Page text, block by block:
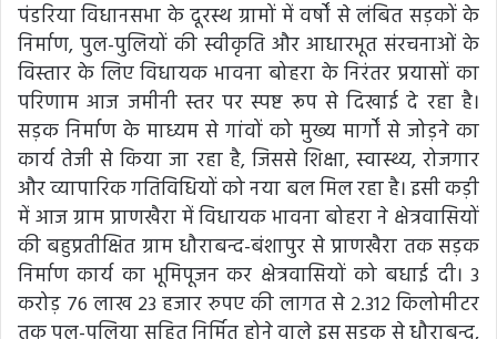
पंडरिया विधानसभा के दूरस्थ ग्रामों में वर्षों से लंबित सड़कों के
निर्माण, पुल-पुलियों की स्वीकृति और आधारभूत संरचनाओं के
विस्तार के लिए विधायक भावना बोहरा के निरंतर प्रयासों का
परिणाम आज जमीनी स्तर पर स्पष्ट रूप से दिखाई दे रहा है।
सड़क निर्माण के माध्यम से गांवों को मुख्य मार्गों से जोड़ने का
कार्य तेजी से किया जा रहा है, जिससे शिक्षा, स्वास्थ्य, रोजगार
और व्यापारिक गतिविधियों को नया बल मिल रहा है। इसी कड़ी
में आज ग्राम प्राणखैरा में विधायक भावना बोहरा ने क्षेत्रवासियों
की बहुप्रतीक्षित ग्राम धौराबन्द-बंशापुर से प्राणखैरा तक सड़क
निर्माण कार्य का भूमिपूजन कर क्षेत्रवासियों को बधाई दी। 3
करोड़ 76 लाख 23 हजार रुपए की लागत से 2.312 किलोमीटर